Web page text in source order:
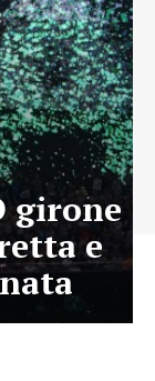
girone
e